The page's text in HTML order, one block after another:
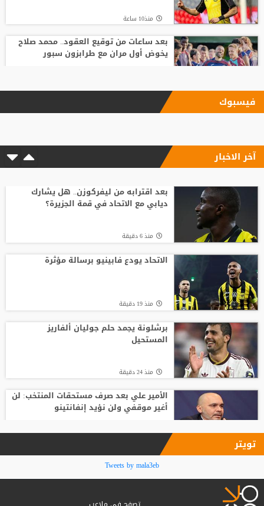
منذ10 ساعة
بعد ساعات من توقيع العقود.. محمد صلاح
يخوض أول مران مع طرابزون سبور
الاتحاد يودع فابينيو برسالة مؤثرة
رابطة وطنية يعارض ترشيح القطري الخليفي
قبل أن يلمس الكرة.. بالأرقام طرابزون يحصد
ثمار التعاقد مع محمد صلاح
بعمر 16 عاما.. لاعب يدخل تاريخ سبارتاك
موسكو برقم قياسي جديد
فيسبوك
آخر الاخبار
بعد اقترابه من ليفركوزن.. هل يشارك
ديابي مع الاتحاد في قمة الجزيرة؟
منذ 6 دقيقة
الاتحاد يودع فابينيو برسالة مؤثرة
منذ 19 دقيقة
برشلونة يجمد حلم جوليان ألفاريز
المستحيل
منذ 24 دقيقة
الأمير علي بعد صرف مستحقات المنتخب: لن
أغير موقفي ولن نؤيد إنفانتينو
فينيسيوس جونيور يمدد عقده مع ريال
مدريد حتى 2032
تويتر
Tweets by mala3eb